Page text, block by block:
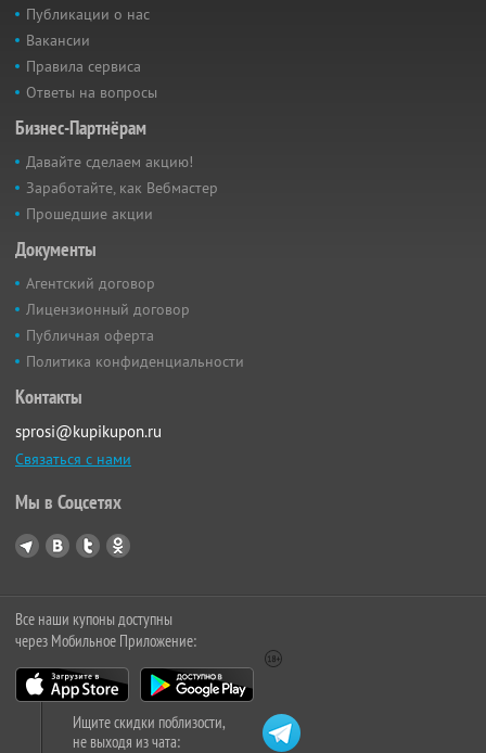
Публикации о нас
Вакансии
Правила сервиса
Ответы на вопросы
Бизнес-Партнёрам
Давайте сделаем акцию!
Заработайте, как Вебмастер
Прошедшие акции
Документы
Агентский договор
Лицензионный договор
Публичная оферта
Политика конфиденциальности
Контакты
sprosi@kupikupon.ru
Связаться с нами
Мы в Соцсетях
Все наши купоны доступны
через Мобильное Приложение:
Ищите скидки поблизости,
не выходя из чата: